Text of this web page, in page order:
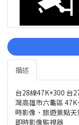
描述
台28線47K+300 台
灣高雄市六龜區
時影像、旅遊景點
即時影像監視器